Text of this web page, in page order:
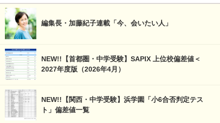
編集長・加藤紀子連載「今、会いたい人」
NEW!!【首都圏・中学受験】SAPIX 上位校偏差値＜
2027年度版（2026年4月）
NEW!!【関西・中学受験】浜学園「小6合否判定テス
ト」偏差値一覧